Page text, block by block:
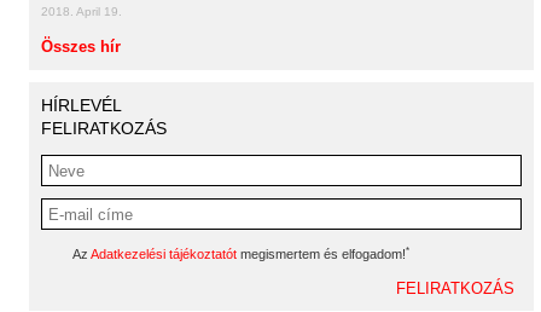
2018. April 19.
Összes hír
HÍRLEVÉL
FELIRATKOZÁS
Az Adatkezelési tájékoztatót megismertem és elfogadom!*